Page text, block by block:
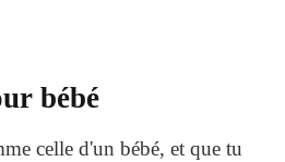
bébé
celle d'un bébé, et que tu